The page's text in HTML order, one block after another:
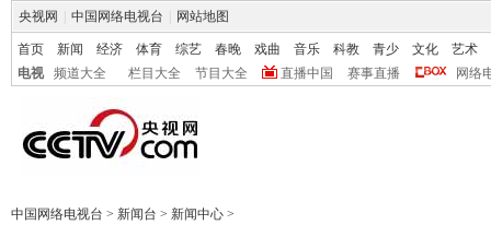
央视网 中国网络电视台 网站地图
首页 新闻 经济 体育 综艺 春晚 戏曲 音乐 科教 青少 文化
艺术
电视
频道大全 栏目大全 节目大全 直播中国 赛事直播 网络
中国网络电视台 > 新闻台 > 新闻中心 >